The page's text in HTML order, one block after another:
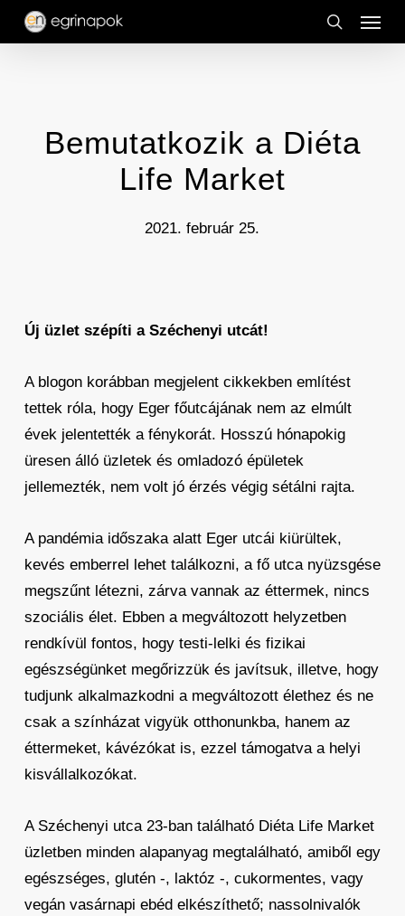
Skip
search
Menu
Bemutatkozik a Diéta
Life Market
2021. február 25.
Új üzlet szépíti a Széchenyi utcát!
A blogon korábban megjelent cikkekben említést
tettek róla, hogy Eger főutcájának nem az elmúlt
évek jelentették a fénykorát. Hosszú hónapokig
üresen álló üzletek és omladozó épületek
jellemezték, nem volt jó érzés végig sétálni rajta.
A pandémia időszaka alatt Eger utcái kiürültek,
kevés emberrel lehet találkozni, a fő utca nyüzsgése
megszűnt létezni, zárva vannak az éttermek, nincs
szociális élet. Ebben a megváltozott helyzetben
rendkívül fontos, hogy testi-lelki és fizikai
egészségünket megőrizzük és javítsuk, illetve, hogy
tudjunk alkalmazkodni a megváltozott élethez és ne
csak a színházat vigyük otthonunkba, hanem az
éttermeket, kávézókat is, ezzel támogatva a helyi
kisvállalkozókat.
A Széchenyi utca 23-ban található Diéta Life Market
üzletben minden alapanyag megtalálható, amiből egy
egészséges, glutén -, laktóz -, cukormentes, vagy
vegán vasárnapi ebéd elkészíthető; nassolnivalók